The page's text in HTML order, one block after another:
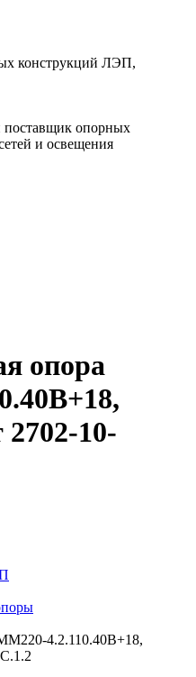
конструкций ЛЭП,
опорных
и освещения
опора
2702-10-
4.2.110.40В+18,